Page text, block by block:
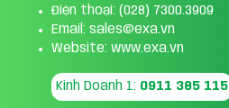
Điện thoại: (028) 7300.3909
Email: sales@exa.vn
Website: www.exa.vn
Kinh Doanh 1: 0911 385 115